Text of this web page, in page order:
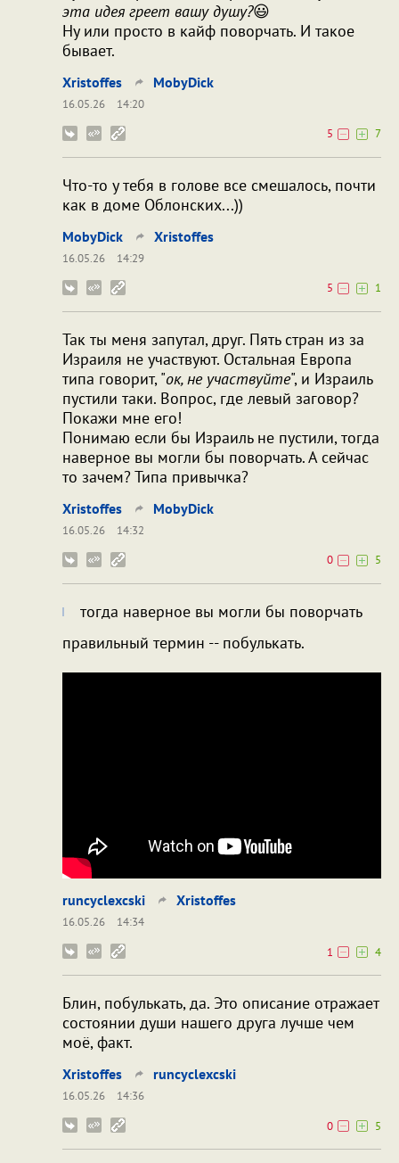
эта идея греет вашу душу?😃
Ну или просто в кайф поворчать. И такое
бывает.
Xristoffes MobyDick
16.05.26
14:20
5
7
Что-то у тебя в голове все смешалось, почти
как в доме Облонских...))
MobyDick Xristoffes
16.05.26
14:29
5
1
Так ты меня запутал, друг. Пять стран из за
Израиля не участвуют. Остальная Европа
типа говорит, "ок, не участвуйте", и Израиль
пустили таки. Вопрос, где левый заговор?
Покажи мне его!
Понимаю если бы Израиль не пустили, тогда
наверное вы могли бы поворчать. А сейчас
то зачем? Типа привычка?
Xristoffes MobyDick
16.05.26
14:32
0
5
тогда наверное вы могли бы поворчать
правильный термин -- побулькать.
runcyclexcski Xristoffes
16.05.26
14:34
1
4
Блин, побулькать, да. Это описание отражает
состоянии души нашего друга лучше чем
моё, факт.
Xristoffes runcyclexcski
16.05.26
14:36
0
5